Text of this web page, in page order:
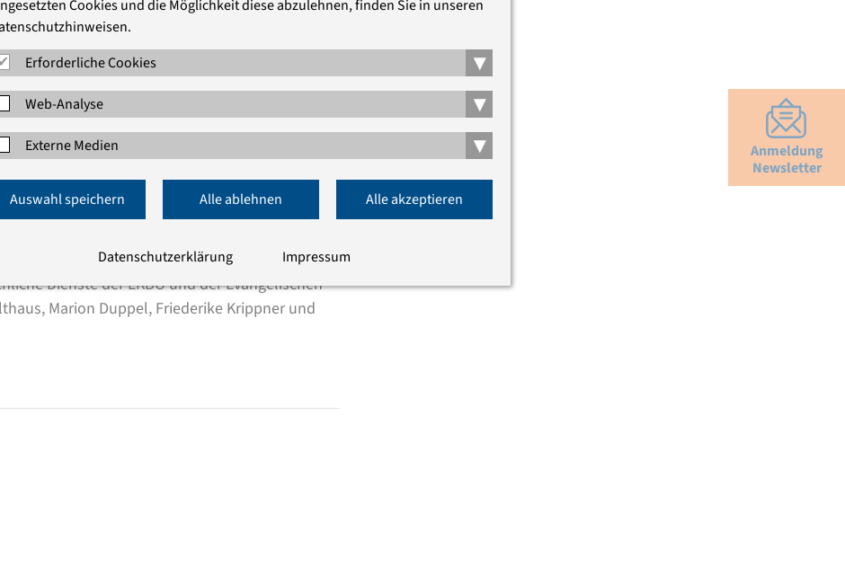
ist eine geistliche und auch politische,
ist Zeichen für Versöhnung und Frieden, aber
und gegen Gewalt und Rassismus
laden wir unter dem TitelFemale Times!
und weitere Expertinnen unter
sowie aus Deutschland werden zu
besonders geprägt hat. Es wird um
gehen – international, interdisziplinär und
Dienste der EKBO und der Evangelischen
Marion Duppel, Friederike Krippner und
Anmeldung
Newsletter
Cookies und die Möglichkeit diese abzulehnen, finden Sie in unseren
Erforderliche Cookies
▾
Web-Analyse ▾
Externe Medien ▾
Auswahl speichern Alle ablehnen Alle akzeptieren
Datenschutzerklärung Impressum